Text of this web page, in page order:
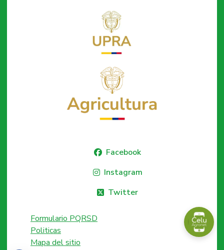
Facebook
Instagram
Twitter
Formulario PQRSD
Politicas
Mapa del sitio